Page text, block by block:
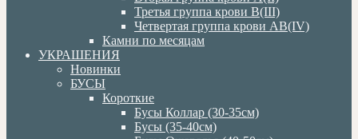
Третья группа крови В(III)
Четвертая группа крови АВ(IV)
Камни по месяцам
УКРАШЕНИЯ
Новинки
БУСЫ
Короткие
Бусы Коллар (30-35см)
Бусы (35-40см)